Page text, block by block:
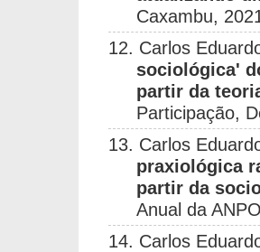
Caxambu,
12. Carlos
sociológica'
partir da
Participação,
13. Carlos
praxiológica
partir da
Anual da
14. Carlos